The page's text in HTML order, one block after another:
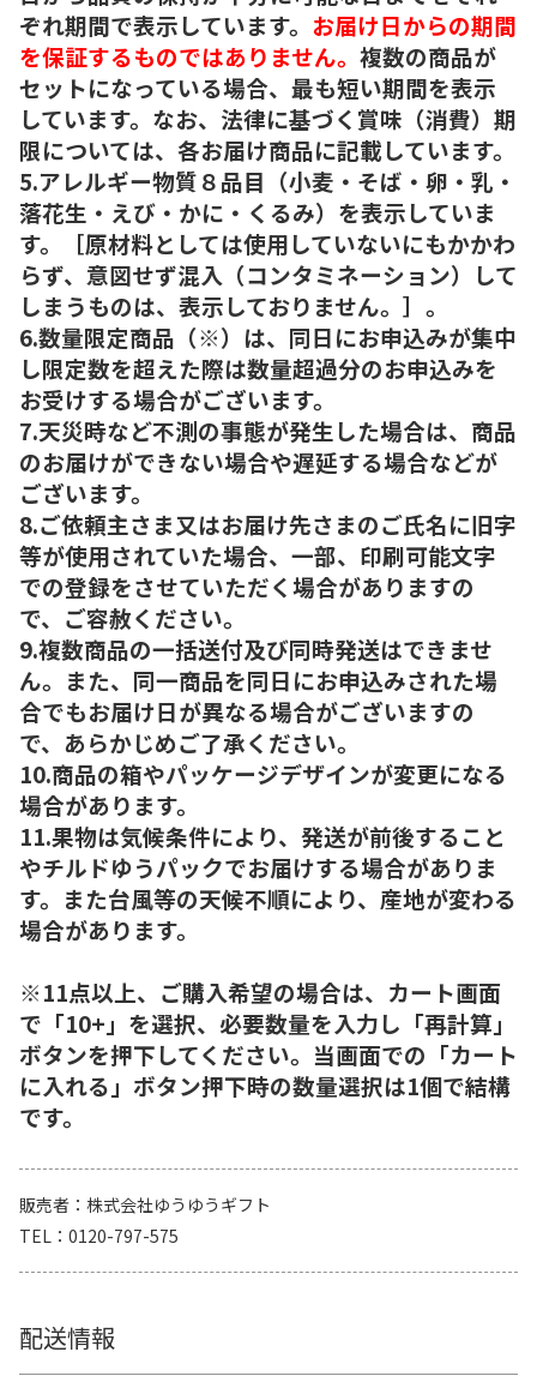
ぞれ期間で表示しています。 お届け日からの期間
を保証するものではありません。 複数の商品が
セットになっている場合、最も短い期間を表示
しています。なお、法律に基づく賞味（消費）期
限については、各お届け商品に記載しています。
5.アレルギー物質８品目（小麦・そば・卵・乳・
落花生・えび・かに・くるみ）を表示していま
す。［原材料としては使用していないにもかかわ
らず、意図せず混入（コンタミネーション）して
しまうものは、表示しておりません。］。
6.数量限定商品（※）は、同日にお申込みが集中
し限定数を超えた際は数量超過分のお申込みを
お受けする場合がございます。
7.天災時など不測の事態が発生した場合は、商品
のお届けができない場合や遅延する場合などが
ございます。
8.ご依頼主さま又はお届け先さまのご氏名に旧字
等が使用されていた場合、一部、印刷可能文字
での登録をさせていただく場合がありますの
で、ご容赦ください。
9.複数商品の一括送付及び同時発送はできませ
ん。また、同一商品を同日にお申込みされた場
合でもお届け日が異なる場合がございますの
で、あらかじめご了承ください。
10.商品の箱やパッケージデザインが変更になる
場合があります。
11.果物は気候条件により、発送が前後すること
やチルドゆうパックでお届けする場合がありま
す。また台風等の天候不順により、産地が変わる
場合があります。
※11点以上、ご購入希望の場合は、カート画面
で「10+」を選択、必要数量を入力し「再計算」
ボタンを押下してください。当画面での「カート
に入れる」ボタン押下時の数量選択は1個で結構
です。
販売者
株式会社ゆうゆうギフト
TEL
0120-797-575
配送情報